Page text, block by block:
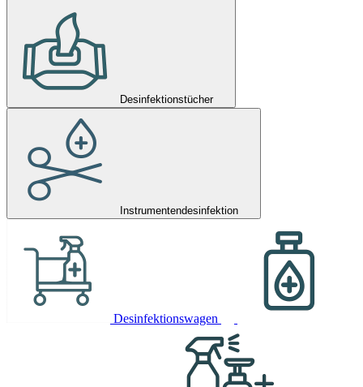
Desinfektionstücher
Instrumentendesinfektion
Desinfektionswagen